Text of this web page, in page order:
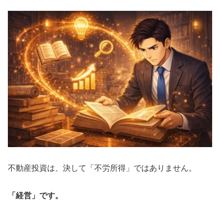
不動産投資は、決して「不労所得」ではありません。
「経営」です。